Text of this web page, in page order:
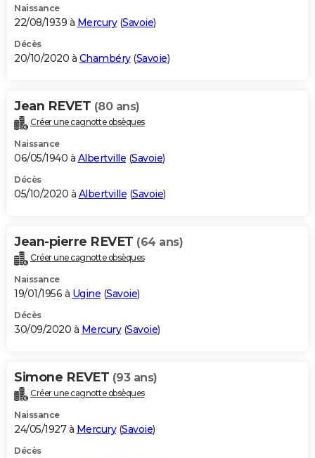
Naissance
22/08/1939 à Mercury(Savoie)
Décès
20/10/2020 à Chambéry(Savoie)
Jean REVET (80 ans)
Créer une cagnotte obsèques
Naissance
06/05/1940 à Albertville (Savoie)
Décès
05/10/2020 à Albertville (Savoie)
Jean-pierre REVET (64 ans)
Créer une cagnotte obsèques
Naissance
19/01/1956 à Ugine (Savoie)
Décès
30/09/2020 à Mercury(Savoie)
Simone REVET (93 ans)
Créer une cagnotte obsèques
Naissance
24/05/1927 à Mercury(Savoie)
Décès